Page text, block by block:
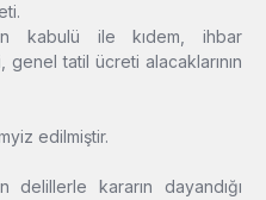
kabulü ile kıdem, ihbar
genel tatil ücreti alacaklarının
edilmiştir.
delillerle kararın dayandığı